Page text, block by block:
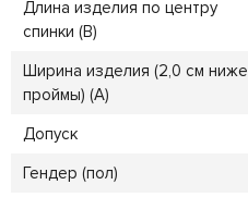
Длина изделия по центру
спинки (B)
Ширина изделия (2,0 см ниже
проймы) (A)
Допуск
Гендер (пол)